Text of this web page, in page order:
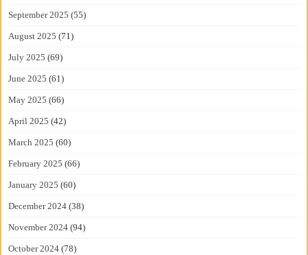
September 2025 (55)
August 2025 (71)
July 2025 (69)
June 2025 (61)
May 2025 (66)
April 2025 (42)
March 2025 (60)
February 2025 (66)
January 2025 (60)
December 2024 (38)
November 2024 (94)
October 2024 (78)